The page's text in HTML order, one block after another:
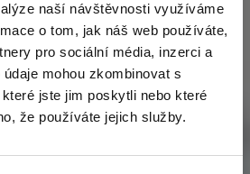
naší návštěvnosti využíváme
o tom, jak náš web používáte,
pro sociální média, inzerci a
mohou zkombinovat s
jste jim poskytli nebo které
že používáte jejich služby.
služby
levné virtuální sídlo
Využijte mimořádnou akci a
na adrese Kurzova, Praha